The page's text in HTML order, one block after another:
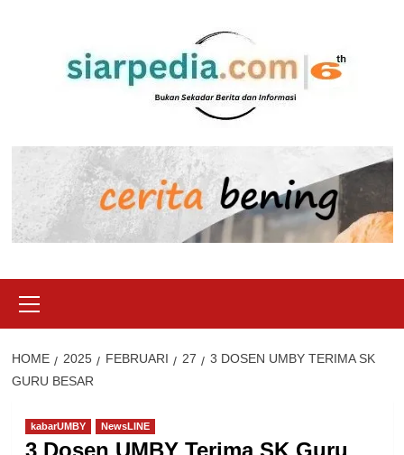
Menu
HOME 2025 FEBRUARI 27
3 DOSEN UMBY TERIMA SK
GURU BESAR
kabarUMBY NewsLINE